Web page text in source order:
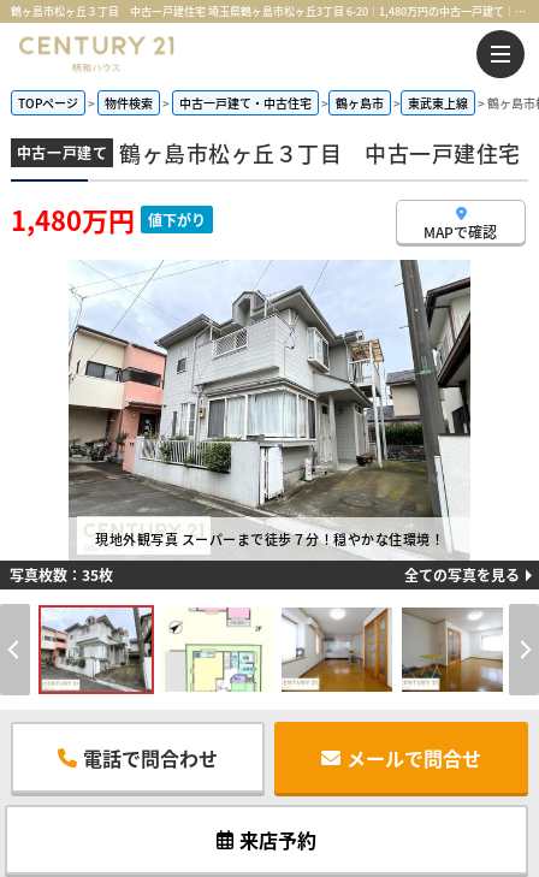
鶴ヶ島市松ヶ丘３丁目 中古一戸建住宅 埼玉県鶴ヶ島市松ヶ丘3丁目 6-20｜1,480万円の中古一戸建て｜センチュリー21明和ハウス
TOPページ 物件検索 中古一戸建て・中古住宅 鶴ヶ島市 東武東上線 鶴ヶ島
中古一戸建て 鶴ヶ島市松ヶ丘３丁目 中古一戸建住宅
1,480万円 値下がり
MAPで確認
現地外観写真 スーパーまで徒歩７分！穏やかな住環境！
写真枚数：35枚 全ての写真を見る
電話で問合わせ メールで問合せ
来店予約